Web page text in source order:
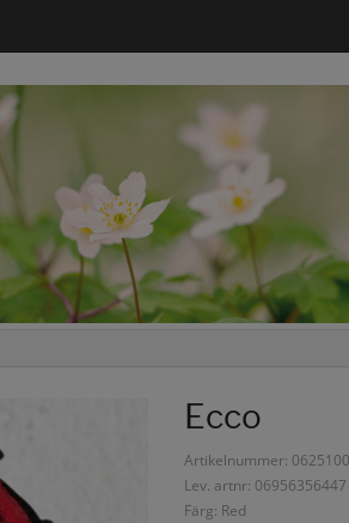
Ecco
Artikelnummer:
Lev. artnr: 06956356447
Färg: Red